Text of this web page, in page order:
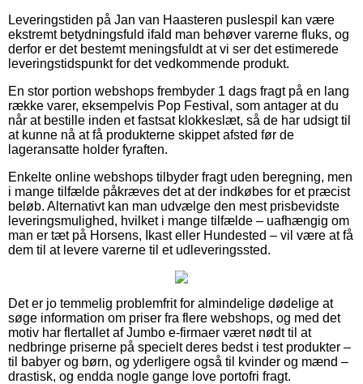
Leveringstiden på Jan van Haasteren puslespil kan være
ekstremt betydningsfuld ifald man behøver varerne fluks, og
derfor er det bestemt meningsfuldt at vi ser det estimerede
leveringstidspunkt for det vedkommende produkt.
En stor portion webshops frembyder 1 dags fragt på en lang
række varer, eksempelvis Pop Festival, som antager at du
når at bestille inden et fastsat klokkeslæt, så de har udsigt til
at kunne nå at få produkterne skippet afsted før de
lageransatte holder fyraften.
Enkelte online webshops tilbyder fragt uden beregning, men
i mange tilfælde påkræves det at der indkøbes for et præcist
beløb. Alternativt kan man udvælge den mest prisbevidste
leveringsmulighed, hvilket i mange tilfælde – uafhængig om
man er tæt på Horsens, Ikast eller Hundested – vil være at få
dem til at levere varerne til et udleveringssted.
Det er jo temmelig problemfrit for almindelige dødelige at
søge information om priser fra flere webshops, og med det
motiv har flertallet af Jumbo e-firmaer været nødt til at
nedbringe priserne på specielt deres bedst i test produkter –
til babyer og børn, og yderligere også til kvinder og mænd –
drastisk, og endda nogle gange love portofri fragt.